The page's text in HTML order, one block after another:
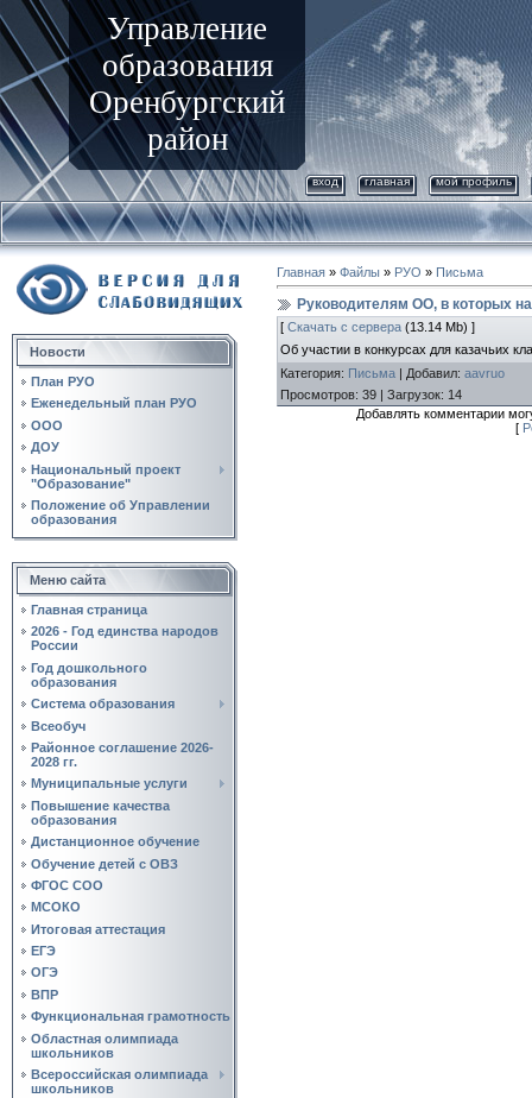
Управление
образования
Оренбургский
район
вход главная мой профиль
Новости
План РУО
Еженедельный план РУО
ООО
ДОУ
Национальный проект
"Образование"
Положение об Управлении
образования
Меню сайта
Главная страница
2026 - Год единства народов
России
Год дошкольного
образования
Система образования
Всеобуч
Районное соглашение 2026-
2028 гг.
Муниципальные услуги
Повышение качества
образования
Дистанционное обучение
Обучение детей с ОВЗ
ФГОС СОО
МСОКО
Итоговая аттестация
ЕГЭ
ОГЭ
ВПР
Функциональная грамотность
Областная олимпиада
школьников
Всероссийская олимпиада
школьников
Главная » Файлы » РУО » Письма
Руководителям ОО, в которых
[ Скачать с сервера (13.14 Mb) ]
Об участии в конкурсах для казачьих
Категория: Письма | Добавил: aavruo
Просмотров: 39 | Загрузок: 14
Добавлять комментарии
[